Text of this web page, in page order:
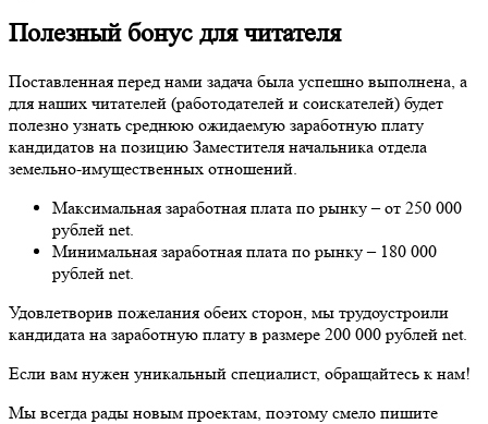
Полезный бонус для читателя
Поставленная перед нами задача была успешно выполнена, а
для наших читателей (работодателей и соискателей) будет
полезно узнать среднюю ожидаемую заработную плату
кандидатов на позицию Заместителя начальника отдела
земельно-имущественных отношений.
Максимальная заработная плата по рынку – от 250 000
рублей net.
Минимальная заработная плата по рынку – 180 000
рублей net.
Удовлетворив пожелания обеих сторон, мы трудоустроили
кандидата на заработную плату в размере 200 000 рублей net.
Если вам нужен уникальный специалист, обращайтесь к нам!
Мы всегда рады новым проектам, поэтому смело пишите